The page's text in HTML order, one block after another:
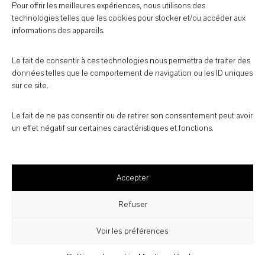
Pour offrir les meilleures expériences, nous utilisons des
technologies telles que les cookies pour stocker et/ou accéder aux
informations des appareils.
Le fait de consentir à ces technologies nous permettra de traiter des
données telles que le comportement de navigation ou les ID uniques
sur ce site.
Le fait de ne pas consentir ou de retirer son consentement peut avoir
un effet négatif sur certaines caractéristiques et fonctions.
Accepter
Refuser
Voir les préférences